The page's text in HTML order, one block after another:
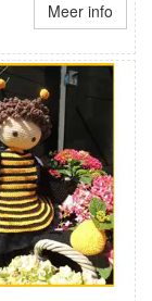
Meer info